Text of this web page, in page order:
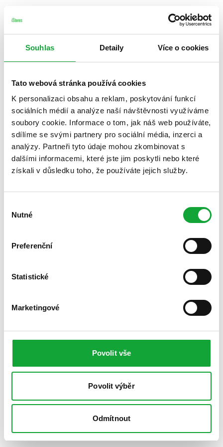
Souhlas Detaily Více o cookies
Tato webová stránka používá cookies
K personalizaci obsahu a reklam, poskytování funkcí
sociálních médií a analýze naší návštěvnosti využíváme
soubory cookie. Informace o tom, jak náš web používáte,
sdílíme se svými partnery pro sociální média, inzerci a
analýzy. Partneři tyto údaje mohou zkombinovat s
dalšími informacemi, které jste jim poskytli nebo které
získali v důsledku toho, že používáte jejich služby.
souhlasu
Nutné
Preferenční
Statistické
Marketingové
Povolit vše
Povolit výběr
Odmítnout